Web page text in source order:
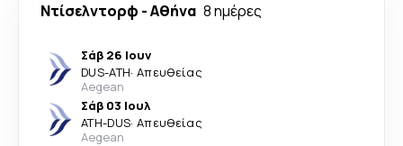
Ντίσελντορφ -Αθήνα 8 ημέρες
Σάβ 26 Ιουν
DUS-ATH· Απευθείας
Aegean
Σάβ 03 Ιουλ
ATH-DUS· Απευθείας
Aegean